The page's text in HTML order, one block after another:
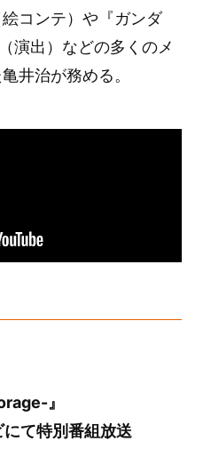
コンテ）や『ガンダ
演出）などの多くのメ
井治が務める。
』
て特別番組放送